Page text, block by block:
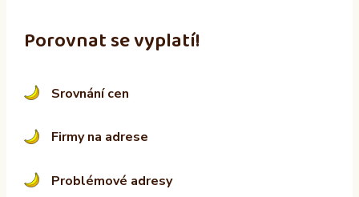
Porovnat se vyplatí!
Srovnání cen
Firmy na adrese
Problémové adresy